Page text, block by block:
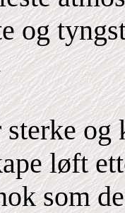
og
og
løft
som